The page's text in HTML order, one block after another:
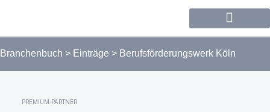
Branchenbuch > Einträge > Berufsförderungswerk Köln
PREMIUM-PARTNER